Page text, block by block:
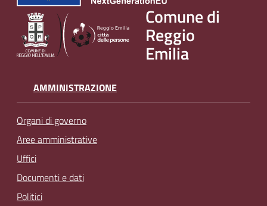
v
t
Seguici
su
Comune di
Reggio
Emilia
AMMINISTRAZIONE
Organi di governo
Aree amministrative
Uffici
Documenti e dati
Politici